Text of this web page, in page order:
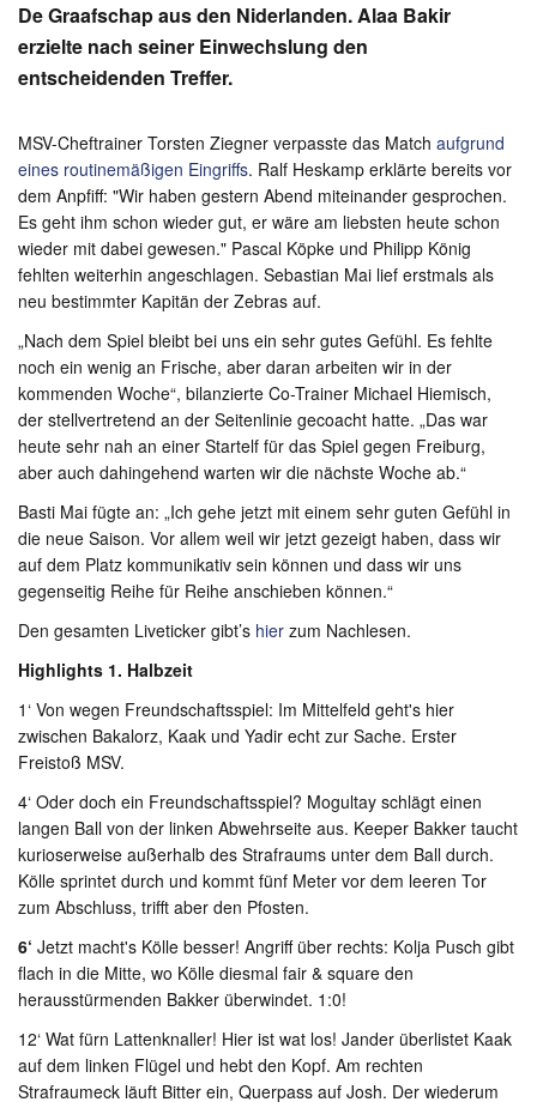
De Graafschap aus den Niderlanden. Alaa Bakir
erzielte nach seiner Einwechslung den
entscheidenden Treffer.
MSV-Cheftrainer Torsten Ziegner verpasste das Match aufgrund
eines routinemäßigen Eingriffs. Ralf Heskamp erklärte bereits vor
dem Anpfiff: "Wir haben gestern Abend miteinander gesprochen.
Es geht ihm schon wieder gut, er wäre am liebsten heute schon
wieder mit dabei gewesen." Pascal Köpke und Philipp König
fehlten weiterhin angeschlagen. Sebastian Mai lief erstmals als
neu bestimmter Kapitän der Zebras auf.
„Nach dem Spiel bleibt bei uns ein sehr gutes Gefühl. Es fehlte
noch ein wenig an Frische, aber daran arbeiten wir in der
kommenden Woche“, bilanzierte Co-Trainer Michael Hiemisch,
der stellvertretend an der Seitenlinie gecoacht hatte. „Das war
heute sehr nah an einer Startelf für das Spiel gegen Freiburg,
aber auch dahingehend warten wir die nächste Woche ab.“
Basti Mai fügte an: „Ich gehe jetzt mit einem sehr guten Gefühl in
die neue Saison. Vor allem weil wir jetzt gezeigt haben, dass wir
auf dem Platz kommunikativ sein können und dass wir uns
gegenseitig Reihe für Reihe anschieben können.“
Den gesamten Liveticker gibt’s hier zum Nachlesen.
Highlights 1. Halbzeit
1‘ Von wegen Freundschaftsspiel: Im Mittelfeld geht's hier
zwischen Bakalorz, Kaak und Yadir echt zur Sache. Erster
Freistoß MSV.
4‘ Oder doch ein Freundschaftsspiel? Mogultay schlägt einen
langen Ball von der linken Abwehrseite aus. Keeper Bakker taucht
kurioserweise außerhalb des Strafraums unter dem Ball durch.
Kölle sprintet durch und kommt fünf Meter vor dem leeren Tor
zum Abschluss, trifft aber den Pfosten.
6‘ Jetzt macht's Kölle besser! Angriff über rechts: Kolja Pusch gibt
flach in die Mitte, wo Kölle diesmal fair & square den
herausstürmenden Bakker überwindet. 1:0!
12‘ Wat fürn Lattenknaller! Hier ist wat los! Jander überlistet Kaak
auf dem linken Flügel und hebt den Kopf. Am rechten
Strafraumeck läuft Bitter ein, Querpass auf Josh. Der wiederum